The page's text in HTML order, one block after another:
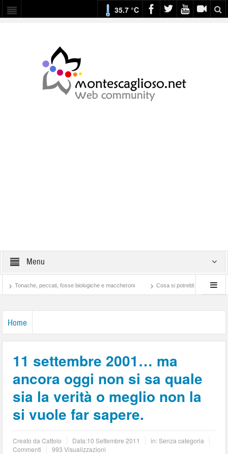
35.7 °C
Menu
peccati, fosse biologiche e maccheroni Cosa si potrebbe fare con ciò che si
Home
11 settembre 2001… ma
ancora oggi non si sa quale
sia la verità o meglio non la
si vuole far sapere.
Creato daCattolo Data:10 Settembre 2011
in: Senza categoria
Commenti
993 Visualizzazioni